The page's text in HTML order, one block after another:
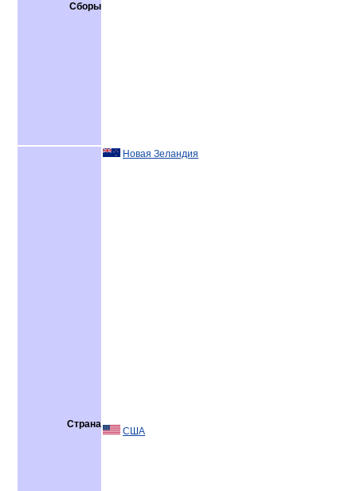
Сборы
Страна
Новая Зеландия
США